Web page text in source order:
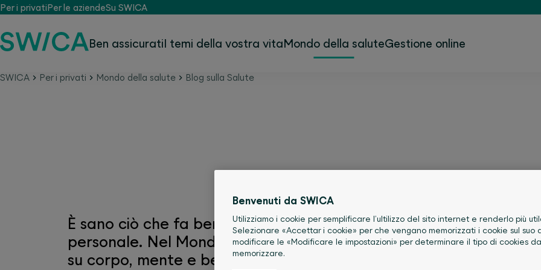
Per i privatiPer le aziendeSu SWICA
Ben assicuratiI temi della vostra vitaMondo della saluteGestione online
SWICA Per i privati Mondo della salute Blog sulla Salute
È sano ciò che fa bene. E di che cosa si tratti, ognu-no lo decide
personale. Nel Mondo della salute SWICA trovate ispirazione,
su corpo, mente e benessere.
Benvenuti da SWICA
Utilizziamo i cookie per semplificare l’ultilizzo del sito internet e renderlo più
Selezionare «Accettar i cookie» per che vengano memorizzati i cookie sul suo
modificare le «Modificare le impostazioni» per determinare il tipo di cookies da
memorizzare.